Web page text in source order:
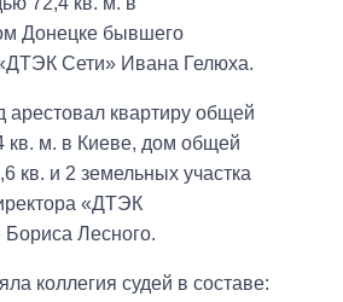
Донецке бывшего
Сети» Ивана Гелюха.
арестовал квартиру общей
кв. м. в Киеве, дом общей
кв. и 2 земельных участка
«ДТЭК
Бориса Лесного.
коллегия судей в составе: